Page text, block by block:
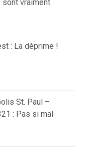
sont vraiment
: La déprime !
St. Paul –
: Pas si mal